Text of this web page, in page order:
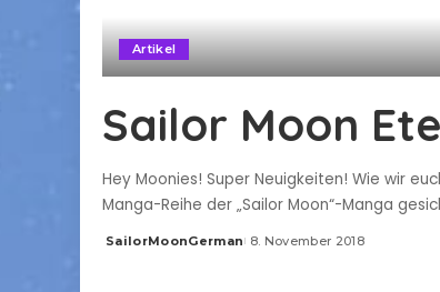
Artikel
Sailor Moon
Hey Moonies! Super Neuigkeiten! Wie wir
Manga-Reihe der „Sailor Moon“-Manga
Posted
SailorMoonGerman 8. November 2018